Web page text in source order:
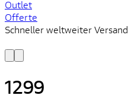
Outlet
Offerte
Schneller weltweiter Versand
1299